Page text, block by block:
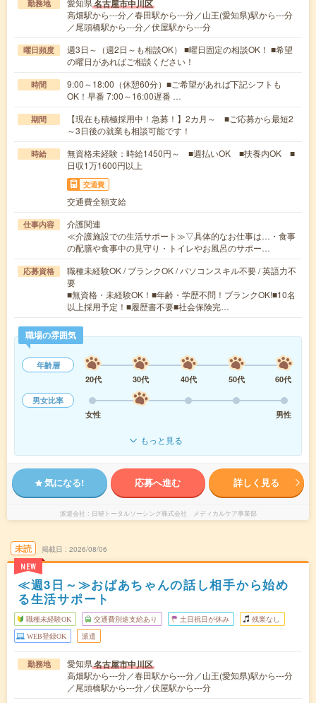
勤務地 名古屋市中川区
高畑駅から---分／春田駅から---分／山王(愛知県)駅から---分
／尾頭橋駅から---分／伏屋駅から---分
曜日頻度
週3日～（週2日～も相談OK） ■曜日固定の相談OK！ ■希望
の曜日があればご相談ください！
時間
9:00～18:00（休憩60分）■ご希望があれば下記シフトも
OK！早番 7:00～16:00遅番 …
期間
【現在も積極採用中！急募！】2カ月～ ■ご応募から最短2
～3日後の就業も相談可能です！
時給
無資格未経験：時給1450円～ ■週払いOK ■扶養内OK ■
日収1万1600円以上
交通費
交通費全額支給
仕事内容
介護関連
≪介護施設での生活サポート≫▽具体的なお仕事は…・食事
の配膳や食事中の見守り・トイレやお風呂のサポー…
応募資格
職種未経験OK / ブランクOK / パソコンスキル不要 / 英語力不
要
■無資格・未経験OK！■年齢・学歴不問！ブランクOK!■10名
以上採用予定！■履歴書不要■社会保険完…
職場の雰囲気
年齢層
20代
30代 40代 50代
60代
男女比率
女性
男性
もっと見る
気になる! 応募へ進む 詳しく見る
派遣会社 日研トータルソーシング株式会社 メディカルケア事業部
未読
NEW
掲載日 2026/08/06
≪週3日～≫おばあちゃんの話し相手から始め
る生活サポート
職種未経験OK 交通費別途支給あり 土日祝日が休み 残業なし
WEB登録OK 派遣
勤務地 愛知県名古屋市中川区
高畑駅から---分／春田駅から---分／山王(愛知県)駅から---分
／尾頭橋駅から---分／伏屋駅から---分